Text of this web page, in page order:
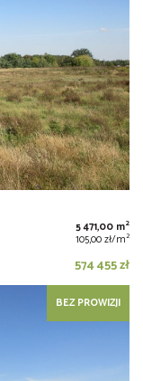
5 471,00 m2
105,00 zł/m2
574 455 zł
BEZ PROWIZJI